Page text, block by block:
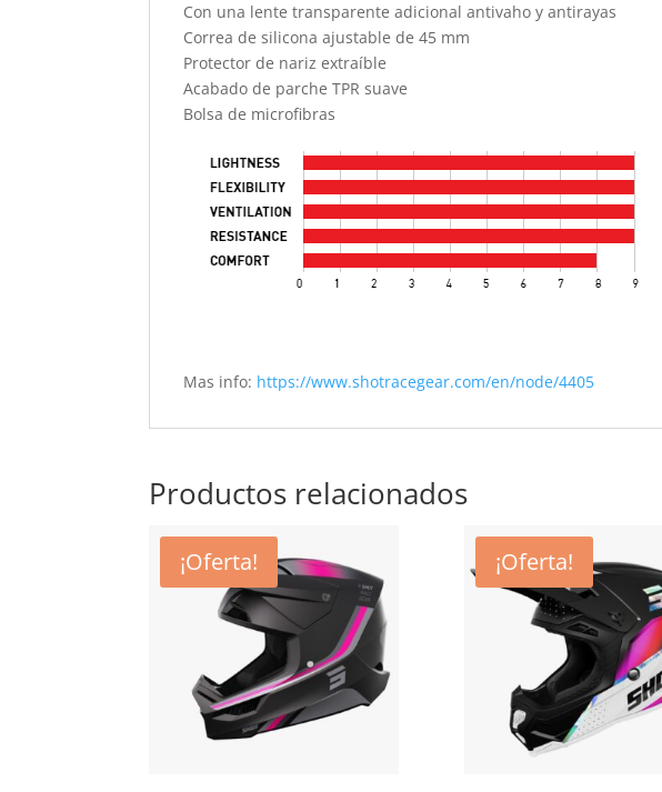
Con una lente transparente adicional antivaho y antirayas
Correa de silicona ajustable de 45 mm
Protector de nariz extraíble
Acabado de parche TPR suave
Bolsa de microfibras
Mas info: https://www.shotracegear.com/en/node/4405
Productos relacionados
¡Oferta! ¡Oferta!